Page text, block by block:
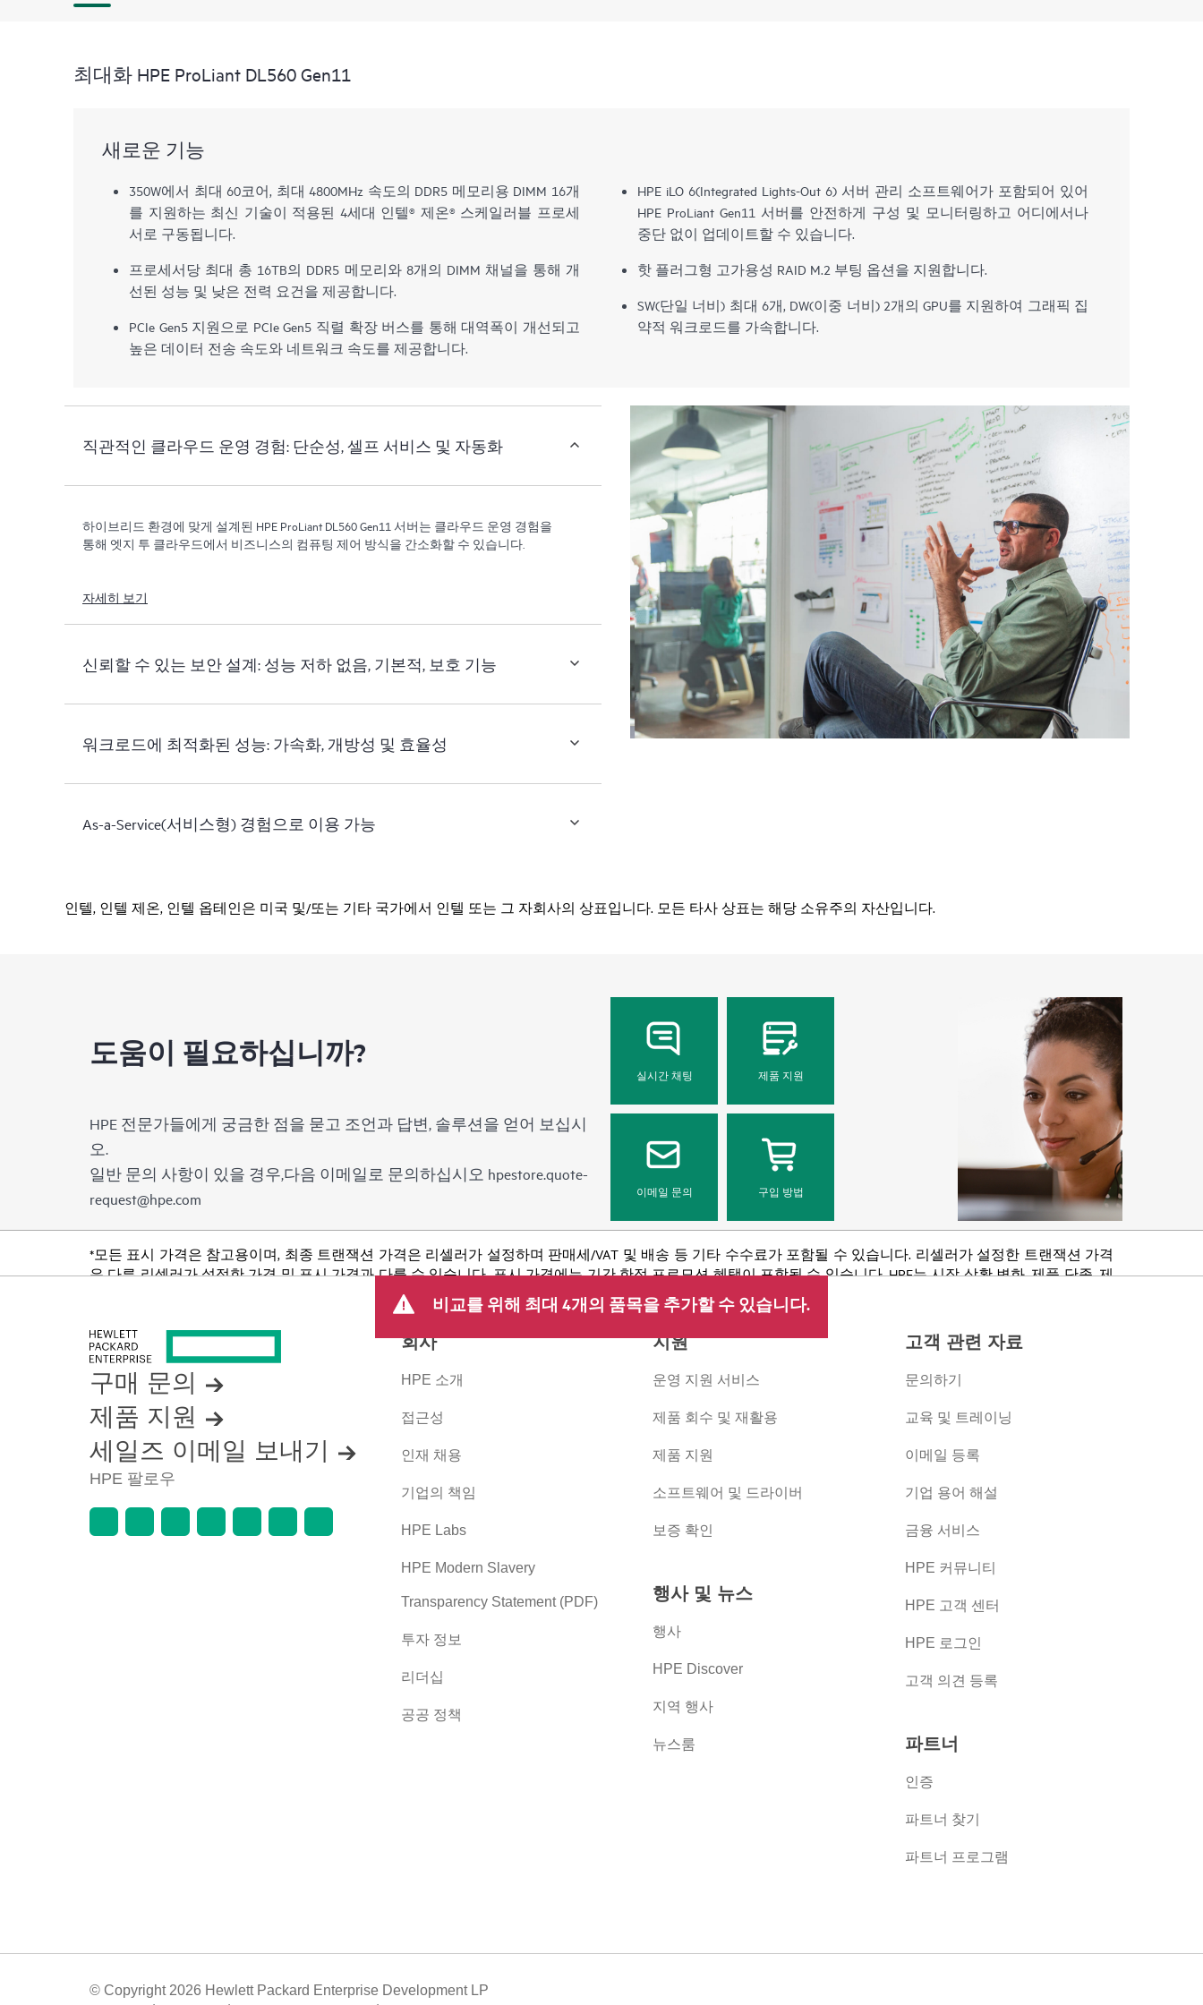
최대화 HPE ProLiant DL560 Gen11
새로운 기능
350W에서 최대 60코어, 최대 4800MHz 속도의 DDR5 메모리용 DIMM 16개
를 지원하는 최신 기술이 적용된 4세대 인텔® 제온® 스케일러블 프로세
서로 구동됩니다.
프로세서당 최대 총 16TB의 DDR5 메모리와 8개의 DIMM 채널을 통해 개
선된 성능 및 낮은 전력 요건을 제공합니다.
PCIe Gen5 지원으로 PCIe Gen5 직렬 확장 버스를 통해 대역폭이 개선되고
높은 데이터 전송 속도와 네트워크 속도를 제공합니다.
HPE iLO 6(Integrated Lights-Out 6) 서버 관리 소프트웨어가 포함되어 있어
HPE ProLiant Gen11 서버를 안전하게 구성 및 모니터링하고 어디에서나
중단 없이 업데이트할 수 있습니다.
핫 플러그형 고가용성 RAID M.2 부팅 옵션을 지원합니다.
SW(단일 너비) 최대 6개, DW(이중 너비) 2개의 GPU를 지원하여 그래픽 집
약적 워크로드를 가속합니다.
직관적인 클라우드 운영 경험: 단순성, 셀프 서비스 및 자동화
하이브리드 환경에 맞게 설계된 HPE ProLiant DL560 Gen11 서버는 클라우드 운영 경험을
통해 엣지 투 클라우드에서 비즈니스의 컴퓨팅 제어 방식을 간소화할 수 있습니다.
자세히 보기
신뢰할 수 있는 보안 설계: 성능 저하 없음, 기본적, 보호 기능
워크로드에 최적화된 성능: 가속화, 개방성 및 효율성
As-a-Service(서비스형) 경험으로 이용 가능
인텔, 인텔 제온, 인텔 옵테인은 미국 및/또는 기타 국가에서 인텔 또는 그 자회사의 상표입니다. 모든 타사 상표는 해당 소유주의 자산입니다.
도움이 필요하십니까?
HPE 전문가들에게 궁금한 점을 묻고 조언과 답변, 솔루션을 얻어 보십시
오.
일반 문의 사항이 있을 경우,다음 이메일로 문의하십시오 hpestore.quote-
request@hpe.com
실시간 채팅 제품 지원
이메일 문의 구입 방법
*모든 표시 가격은 참고용이며, 최종 트랜잭션 가격은 리셀러가 설정하며 판매세/VAT 및 배송 등 기타 수수료가 포함될 수 있습니다. 리셀러가 설정한 트랜잭션 가격
은 다른 리셀러가 설정한 가격 및 표시 가격과 다를 수 있습니다. 표시 가격에는 기간 한정 프로모션 혜택이 포함될 수 있습니다. HPE는 시장 상황 변화, 제품 단종, 제
품 가용성 제한, 프로모션 수명 종료, 광고 오류 등을 포함하되 이에 국한되지 않는 사유로 언제든지 가격을 조정할 권리를 보유합니다.
비교를 위해 최대 4개의 품목을 추가할 수 있습니다.
구매 문의
제품 지원
세일즈 이메일 보내기
HPE 팔로우
회사
HPE 소개
접근성
인재 채용
기업의 책임
HPE Labs
HPE Modern Slavery
Transparency Statement (PDF)
투자 정보
리더십
공공 정책
지원
운영 지원 서비스
제품 회수 및 재활용
제품 지원
소프트웨어 및 드라이버
보증 확인
행사 및 뉴스
행사
HPE Discover
지역 행사
뉴스룸
고객 관련 자료
문의하기
교육 및 트레이닝
이메일 등록
기업 용어 해설
금융 서비스
HPE 커뮤니티
HPE 고객 센터
HPE 로그인
고객 의견 등록
파트너
인증
파트너 찾기
파트너 프로그램
© Copyright 2026 Hewlett Packard Enterprise Development LP